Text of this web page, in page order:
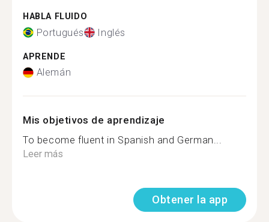
HABLA FLUIDO
Portugués Inglés
APRENDE
Alemán
Mis objetivos de aprendizaje
To become fluent in Spanish and German...
Leer más
Obtener la app